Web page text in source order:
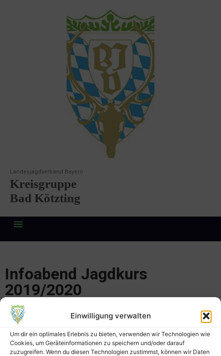
Einwilligung verwalten
Um dir ein optimales Erlebnis zu bieten, verwenden wir Technologien wie
Cookies, um Geräteinformationen zu speichern und/oder darauf
zuzugreifen. Wenn du diesen Technologien zustimmst, können wir Daten
Landesjagdverband Bayern
Kreisgruppe
Bad Kötzting
Infoabend Jagdkurs
2019/2020
Herzliche Einladung für alle Interessenten Freitag
27.09.2019, 19.00 Uhr, Ausbildungsraum der Kreisgruppe Bad
Kötzting im Haus der Begegnung (ehemalige Hohenbogen-
Kaserne)